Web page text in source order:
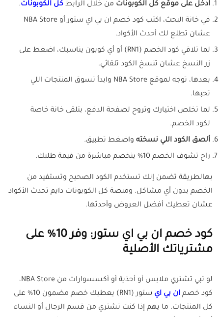
ادخل على موقع كل الكوبونات من خلال الرابط كل الكوبونات.
في خانة البحث، اكتب كود خصم ان بي اي ستور أو NBA Store
عشان تطلع لك أحدث الأكواد.
لما تلاقي كود الخصم (RN1) أو أي كوبون يناسبك، اضغط على
زر النسخ عشان تنسخ الكود تلقائي.
بعدها، توجه لموقع NBA Store وابدأ تسوق المنتجات اللي
تحبها.
لما تخلص اختيارك وتروح لصفحة الدفع، بتلقى خانة خاصة
لكود الخصم.
ألصق الكود اللي نسخته واضغط تطبيق.
راح تشوف الخصم 10% ينخصم مباشرة من قيمة طلبك.
بهالطريقة تضمن إنك تستخدم الكود الصحيح وتستفيد من
الخصم بدون أي مشاكل. ومنصة كل الكوبونات دايم تحدث الأكواد
عشان تعطيك أفضل العروض وأحدثها.
كود خصم ان بي اي ستور: وفر 10% على
مشترياتك الأصلية
لو تبي تشتري ملابس أو أحذية أو أكسسوارات من NBA Store،
كود خصم ان بي اي
ستور (RN1) يعطيك خصم مضمون 10% على
كل المنتجات. ما يهم إذا كنت تشتري من قسم الرجال أو النساء